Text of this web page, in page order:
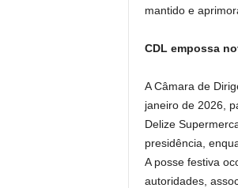
mantido e
CDL empossa
A Câmara de
janeiro de 2026,
Delize
presidência,
A posse festiva
autoridades,